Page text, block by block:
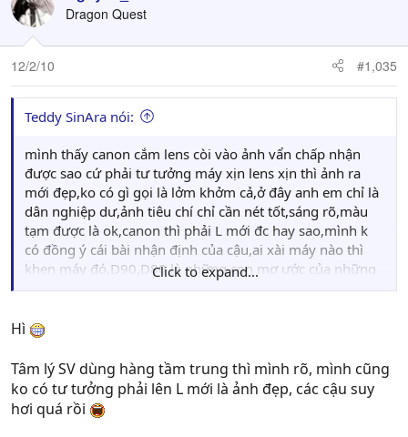
Dragon Quest
12/2/10 #1,035
Teddy SinAra nói:
mình thấy canon cắm lens còi vào ảnh vẩn chấp nhận
được sao cứ phải tư tưởng máy xịn lens xịn thì ảnh ra
mới đẹp,ko có gì gọi là lởm khởm cả,ở đây anh em chỉ là
dân nghiệp dư,ảnh tiêu chí chỉ cần nét tốt,sáng rõ,màu
tạm được là ok,canon thì phải L mới đc hay sao,mình k
có đồng ý cái bài nhận định của cậu,ai xài máy nào thì
khen máy đó,D90,D80 là những con mơ ước của những
người đi làm đoàng hoàng còn sv ko xin tiền ba mẹ mà
quan 1 tý,chụp xấu cứ bảo tại máy còi thì thua rồi
Click to expand...
Hì
Tâm lý SV dùng hàng tầm trung thì mình rõ, mình cũng
ko có tư tưởng phải lên L mới là ảnh đẹp, các cậu suy
hơi quá rồi